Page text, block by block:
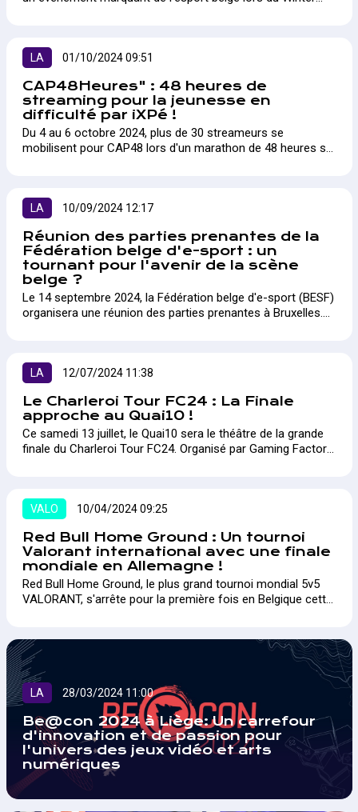
s’affronteront pour décrocher une place sur la scène
LA 01/10/2024 09:51
CAP48Heures" : 48 heures de
streaming pour la jeunesse en
difficulté par iXPé !
Du 4 au 6 octobre 2024, plus de 30 streameurs se
mobilisent pour CAP48 lors d'un marathon de 48 heures sur
Une initiative solidaire qui s'inscrit dans le cadre de la
LA 10/09/2024 12:17
Réunion des parties prenantes de la
Fédération belge d'e-sport : un
tournant pour l'avenir de la scène
belge ?
Le 14 septembre 2024, la Fédération belge d'e-sport (BESF)
organisera une réunion des parties prenantes à Bruxelles.
la fédération.
LA 12/07/2024 11:38
Le Charleroi Tour FC24 : La Finale
approche au Quai10 !
Ce samedi 13 juillet, le Quai10 sera le théâtre de la grande
finale du Charleroi Tour FC24. Organisé par Gaming Factory
VALO 10/04/2024 09:25
Red Bull Home Ground : Un tournoi
Valorant international avec une finale
mondiale en Allemagne !
Red Bull Home Ground, le plus grand tournoi mondial 5v5
VALORANT, s'arrête pour la première fois en Belgique cette
LA 28/03/2024 11:00
Be@con 2024 à Liège: Un carrefour
d'innovation et de passion pour
l'univers des jeux vidéo et arts
numériques